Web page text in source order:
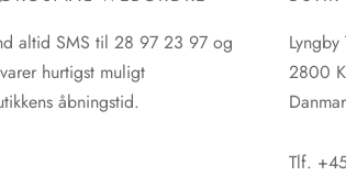
vælges
på
varesiden
altid SMS til 28 97 23 97 og
hurtigst muligt
åbningstid.
Lyngby
2800
Tlf.